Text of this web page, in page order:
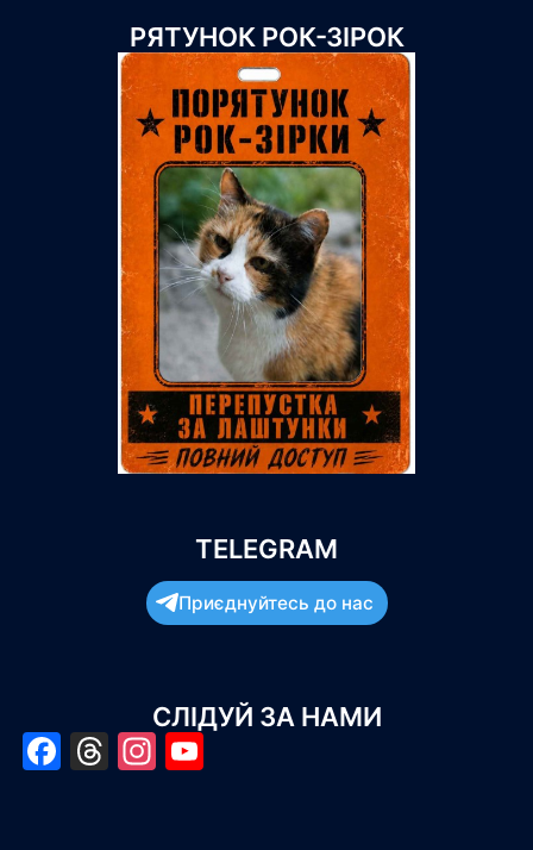
РЯТУНОК РОК-ЗІРОК
TELEGRAM
Приєднуйтесь до нас
СЛІДУЙ ЗА НАМИ
Facebook
Threads
Instagram